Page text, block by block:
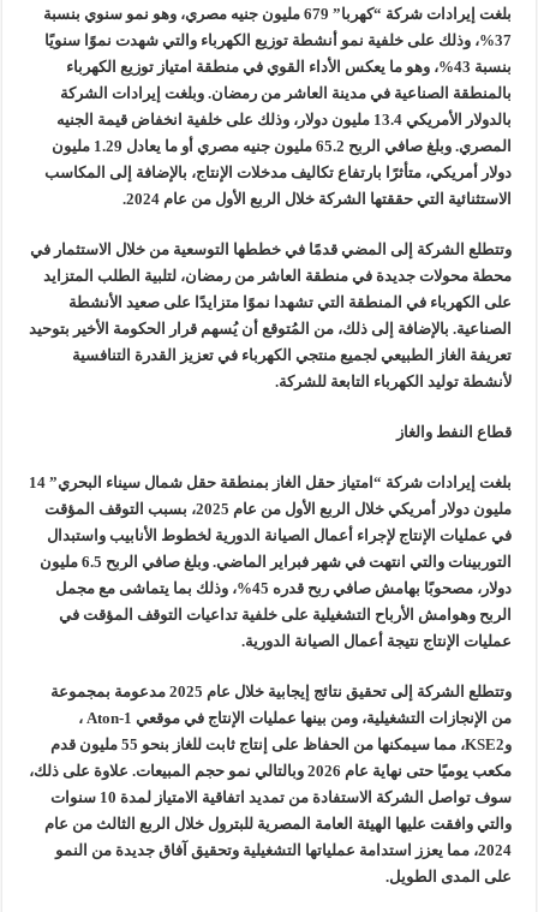
بلغت إيرادات شركة “كهربا” 679 مليون جنيه مصري، وهو نمو سنوي بنسبة
37%، وذلك على خلفية نمو أنشطة توزيع الكهرباء والتي شهدت نموًا سنويًا
بنسبة 43%، وهو ما يعكس الأداء القوي في منطقة امتياز توزيع الكهرباء
بالمنطقة الصناعية في مدينة العاشر من رمضان. وبلغت إيرادات الشركة
بالدولار الأمريكي 13.4 مليون دولار، وذلك على خلفية انخفاض قيمة الجنيه
المصري. وبلغ صافي الربح 65.2 مليون جنيه مصري أو ما يعادل 1.29 مليون
دولار أمريكي، متأثرًا بارتفاع تكاليف مدخلات الإنتاج، بالإضافة إلى المكاسب
الاستثنائية التي حققتها الشركة خلال الربع الأول من عام 2024.
وتتطلع الشركة إلى المضي قدمًا في خططها التوسعية من خلال الاستثمار في
محطة محولات جديدة في منطقة العاشر من رمضان، لتلبية الطلب المتزايد
على الكهرباء في المنطقة التي تشهدا نموًا متزايدًا على صعيد الأنشطة
الصناعية. بالإضافة إلى ذلك، من المُتوقع أن يُسهم قرار الحكومة الأخير بتوحيد
تعريفة الغاز الطبيعي لجميع منتجي الكهرباء في تعزيز القدرة التنافسية
لأنشطة توليد الكهرباء التابعة للشركة.
قطاع النفط والغاز
بلغت إيرادات شركة “امتياز حقل الغاز بمنطقة حقل شمال سيناء البحري” 14
مليون دولار أمريكي خلال الربع الأول من عام 2025، بسبب التوقف المؤقت
في عمليات الإنتاج لإجراء أعمال الصيانة الدورية لخطوط الأنابيب واستبدال
التوربينات والتي انتهت في شهر فبراير الماضي. وبلغ صافي الربح 6.5 مليون
دولار، مصحوبًا بهامش صافي ربح قدره 45%، وذلك بما يتماشى مع مجمل
الربح وهوامش الأرباح التشغيلية على خلفية تداعيات التوقف المؤقت في
عمليات الإنتاج نتيجة أعمال الصيانة الدورية.
وتتطلع الشركة إلى تحقيق نتائج إيجابية خلال عام 2025 مدعومة بمجموعة
من الإنجازات التشغيلية، ومن بينها عمليات الإنتاج في موقعي Aton-1 ،
وKSE2، مما سيمكنها من الحفاظ على إنتاج ثابت للغاز بنحو 55 مليون قدم
مكعب يوميًا حتى نهاية عام 2026 وبالتالي نمو حجم المبيعات. علاوة على ذلك،
سوف تواصل الشركة الاستفادة من تمديد اتفاقية الامتياز لمدة 10 سنوات
والتي وافقت عليها الهيئة العامة المصرية للبترول خلال الربع الثالث من عام
2024، مما يعزز استدامة عملياتها التشغيلية وتحقيق آفاق جديدة من النمو
على المدى الطويل.